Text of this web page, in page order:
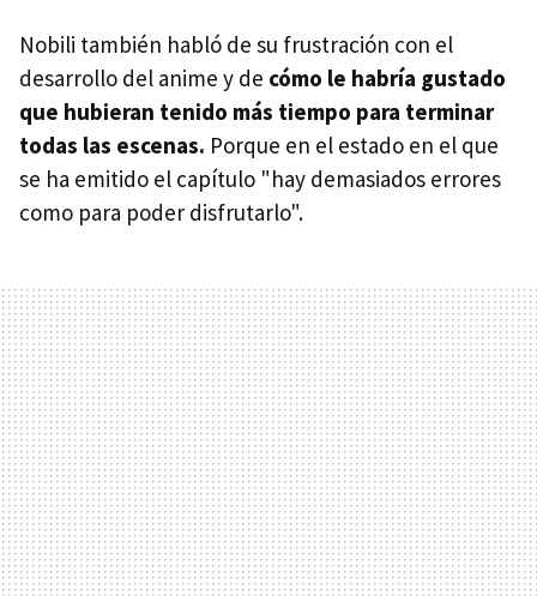
Nobili también habló de su frustración con el
desarrollo del anime y de cómo le habría gustado
que hubieran tenido más tiempo para terminar
todas las escenas. Porque en el estado en el que
se ha emitido el capítulo "hay demasiados errores
como para poder disfrutarlo".